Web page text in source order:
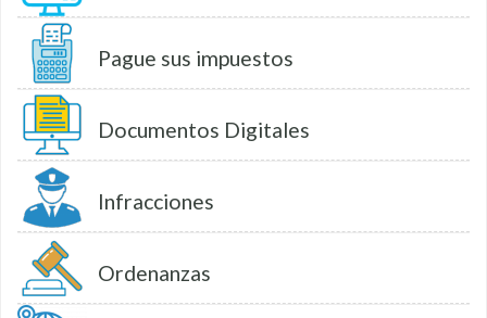
Pague sus impuestos
Documentos Digitales
Infracciones
Ordenanzas